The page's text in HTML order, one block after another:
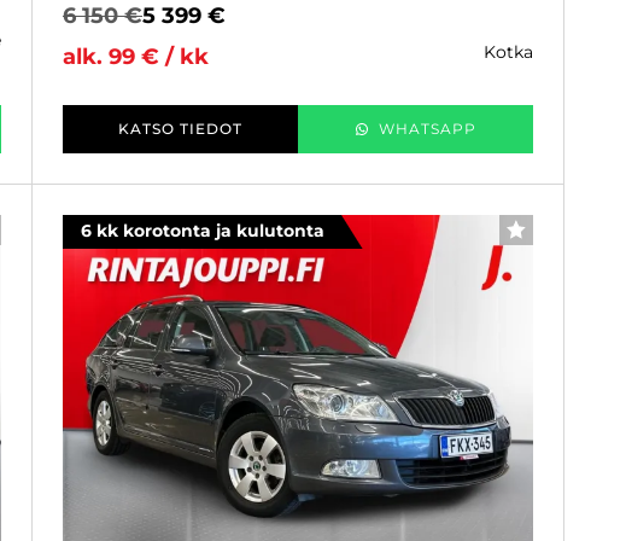
6 150 €5 399 €
alk. 99 € / kk
kotka
KATSO TIEDOT WHATSAPP
6 kk korotonta ja kulutonta SUOSIKKI